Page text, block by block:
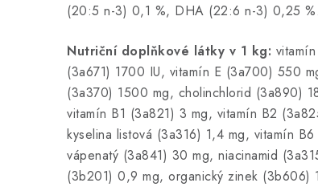
(20:5 n-3) 0,1 %, DHA (22:6 n-3) 0,25 %.
Nutriční doplňkové látky v 1 kg:
(3a671) 1700 IU, vitamín E (3a700) 550
(3a370) 1500 mg, cholinchlorid (3a890)
vitamín B1 (3a821) 3 mg, vitamín B2
kyselina listová (3a316) 1,4 mg, vitamín
vápenatý (3a841) 30 mg, niacinamid
(3b201) 0,9 mg, organický zinek (3b606)